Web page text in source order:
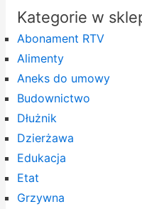
Kategorie w
Abonament RTV
Alimenty
Aneks do umowy
Budownictwo
Dłużnik
Dzierżawa
Edukacja
Etat
Grzywna